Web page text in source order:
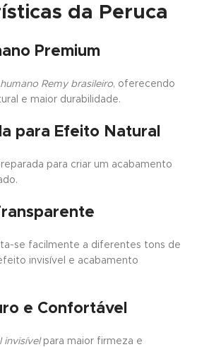
da Peruca
Premium
Remy brasileiro, oferecendo
e maior durabilidade.
para Efeito Natural
para criar um acabamento
se facilmente a diferentes tons de
invisível e acabamento
e Confortável
invisívelpara maior firmeza e